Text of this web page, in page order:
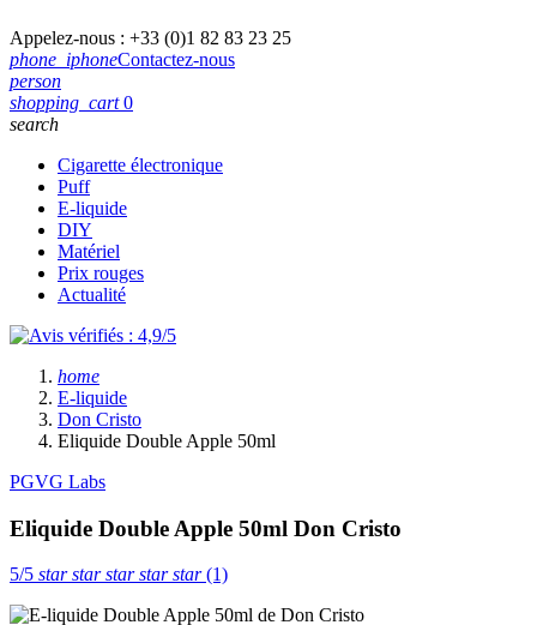
Appelez-nous : +33 (0)1 82 83 23 25
phone_iphoneContactez-nous
person
shopping_cart 0
search
Cigarette électronique
Puff
E-liquide
DIY
Matériel
Prix rouges
Actualité
home
E-liquide
Don Cristo
Eliquide Double Apple 50ml
PGVG Labs
Eliquide Double Apple 50ml Don Cristo
5/5 starstarstarstarstar(1)